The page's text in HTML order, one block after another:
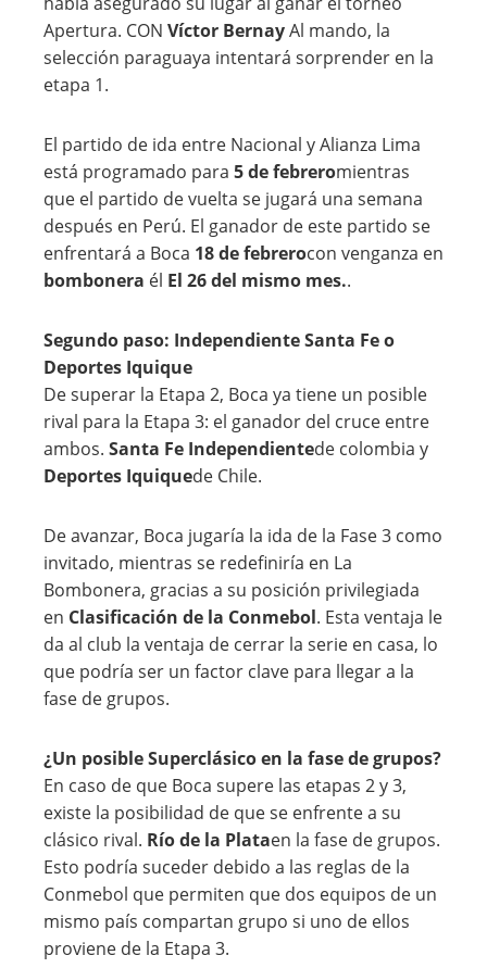
Apertura. CON Víctor BernayAl mando, la
selección paraguaya intentará sorprender en la
etapa 1.
El partido de ida entre Nacional y Alianza Lima
está programado para 5 de febreromientras
que el partido de vuelta se jugará una semana
después en Perú. El ganador de este partido se
enfrentará a Boca 18 de febrerocon venganza en
bombonera él El 26 del mismo mes..
Segundo paso: Independiente Santa Fe o
Deportes Iquique
De superar la Etapa 2, Boca ya tiene un posible
rival para la Etapa 3: el ganador del cruce entre
ambos. Santa Fe Independientede colombia y
Deportes Iquiquede Chile.
De avanzar, Boca jugaría la ida de la Fase 3 como
invitado, mientras se redefiniría en La
Bombonera, gracias a su posición privilegiada
en Clasificación de la Conmebol. Esta ventaja le
da al club la ventaja de cerrar la serie en casa, lo
que podría ser un factor clave para llegar a la
fase de grupos.
¿Un posible Superclásico en la fase de grupos?
En caso de que Boca supere las etapas 2 y 3,
existe la posibilidad de que se enfrente a su
clásico rival. Río de la Plataen la fase de grupos.
Esto podría suceder debido a las reglas de la
Conmebol que permiten que dos equipos de un
mismo país compartan grupo si uno de ellos
proviene de la Etapa 3.